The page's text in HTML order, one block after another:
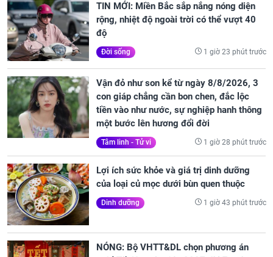
TIN MỚI: Miền Bắc sắp nắng nóng diện
rộng, nhiệt độ ngoài trời có thể vượt 40
độ
Đời sống 1 giờ 23 phút trước
Vận đỏ như son kể từ ngày 8/8/2026, 3
con giáp chẳng cần bon chen, đắc lộc
tiền vào như nước, sự nghiệp hanh thông
một bước lên hương đổi đời
Tâm linh - Tử vi 1 giờ 28 phút trước
Lợi ích sức khỏe và giá trị dinh dưỡng
của loại củ mọc dưới bùn quen thuộc
Dinh dưỡng 1 giờ 43 phút trước
NÓNG: Bộ VHTT&DL chọn phương án